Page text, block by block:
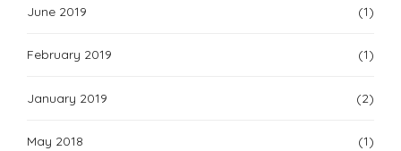
June 2019 (1)
February 2019 (1)
January 2019 (2)
May 2018 (1)